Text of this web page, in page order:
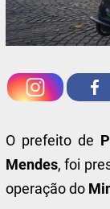
O prefeito de
Mendes, foi
operação do